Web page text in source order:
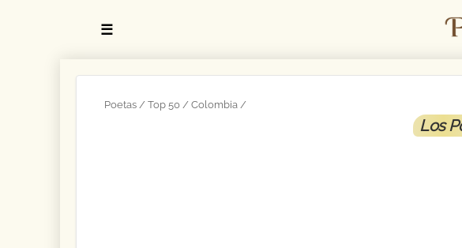
☰
Poetas Top 50 Colombia
Los